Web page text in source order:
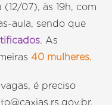
07), às 19h, com
aula, sendo que
. As
40 mulheres.
é preciso